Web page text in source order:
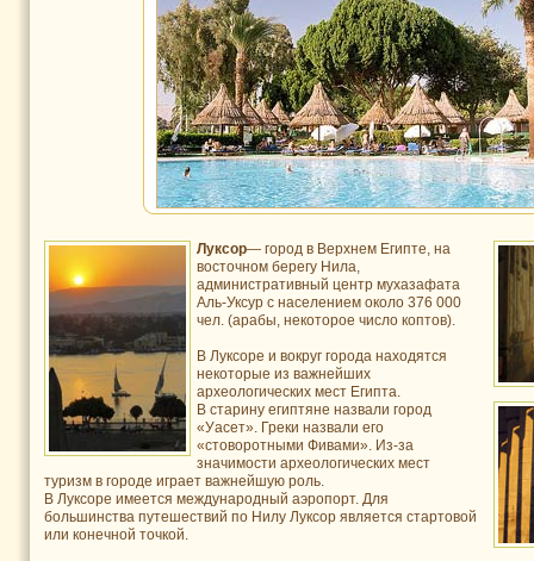
Луксор— город в Верхнем Египте, на
восточном берегу Нила,
административный центр мухазафата
Аль-Уксур с населением около 376 000
чел. (арабы, некоторое число коптов).
В Луксоре и вокруг города находятся
некоторые из важнейших
археологических мест Египта.
В старину египтяне назвали город
«Уасет». Греки назвали его
«стоворотными Фивами». Из-за
значимости археологических мест
туризм в городе играет важнейшую роль.
В Луксоре имеется международный аэропорт. Для
большинства путешествий по Нилу Луксор является стартовой
или конечной точкой.